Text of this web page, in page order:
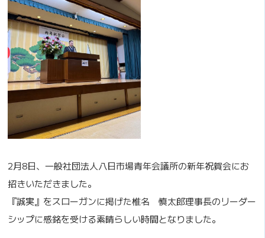
2月8日、一般社団法人八日市場青年会議所の新年祝賀会にお
招きいただきました。
『誠実』をスローガンに掲げた椎名 慎太郎理事長のリーダー
シップに感銘を受ける素晴らしい時間となりました。